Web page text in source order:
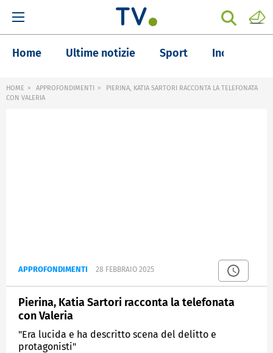
Home Ultime notizie Sport Inchieste
HOME APPROFONDIMENTI
PIERINA, KATIA SARTORI RACCONTA LA TELEFONATA
CON VALERIA
APPROFONDIMENTI 28 FEBBRAIO 2025
Pierina, Katia Sartori racconta la telefonata
con Valeria
"Era lucida e ha descritto scena del delitto e
protagonisti"